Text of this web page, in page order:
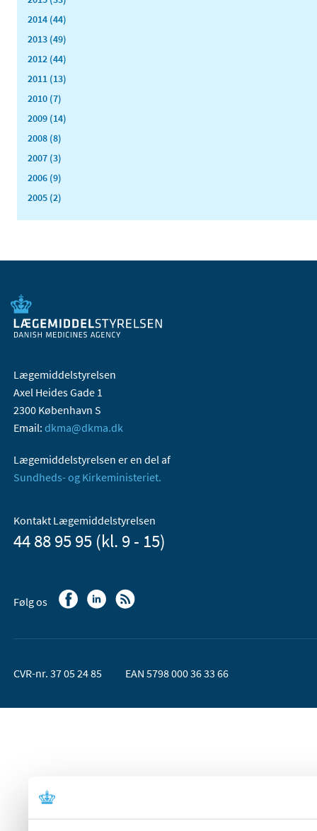
2014 (44)
2013 (49)
2012 (44)
2011 (13)
2010 (7)
2009 (14)
2008 (8)
2007 (3)
2006 (9)
2005 (2)
Lægemiddelstyrelsen
Axel Heides Gade 1
2300 København S
Email: dkma@dkma.dk
Lægemiddelstyrelsen er en del af
Sundheds- og Kirkeministeriet.
Kontakt Lægemiddelstyrelsen
44 88 95 95 (kl. 9 - 15)
Følg os
CVR-nr. 37 05 24 85 EAN 5798 000 36 33 66